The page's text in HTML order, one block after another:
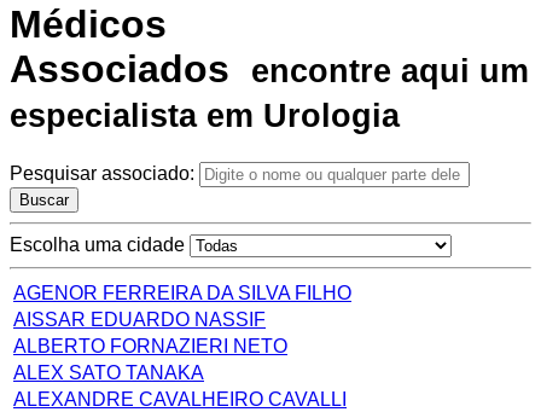
Médicos
Associados
encontre aqui um
especialista em Urologia
Pesquisar associado:
Buscar
Escolha uma cidade
AGENOR FERREIRA DA SILVA FILHO
AISSAR EDUARDO NASSIF
ALBERTO FORNAZIERI NETO
ALEX SATO TANAKA
ALEXANDRE CAVALHEIRO CAVALLI